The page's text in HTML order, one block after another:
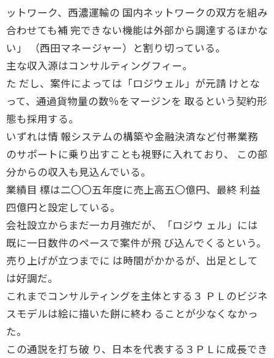
ットワーク、西濃運輸の 国内ネットワークの双方を組み
合わせても補 完できない機能は外部から調達するほかな
い」 （西田マネージャー）と割り切っている。
主な収入源はコンサルティングフィー。
た だし、案件によっては「ロジウェル」が元請 けとな
って、通過貨物量の数％をマージンを 取るという契約形
態も採用する。
いずれは情 報システムの構築や金融決済など付帯業務
のサポートに乗り出すことも視野に入れており、 この部
分からの収入も見込んでいる。
業績目 標は二〇〇五年度に売上高五〇億円、最終 利益
四億円と設定している。
会社設立からまだ一カ月強だが、「ロジウ ェル」には
既に一日数件のペースで案件が飛 び込んでくるという。
売り上げが立つまでに は時間がかかるが、出足として
は好調だ。
これまでコンサルティングを主体とする３ ＰＬのビジネ
スモデルは絵に描いた餅に終わ ることが少なくなかっ
た。
この通説を打ち破 り、日本を代表する３ＰＬに成長でき